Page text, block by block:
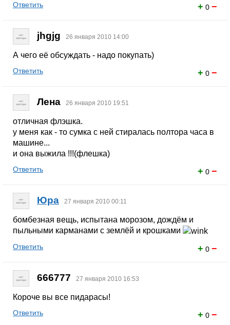
+ 0 −
Ответить
jhgjg 26 января 2010 14:00
А чего её обсуждать - надо покупать)
+ 0 −
Ответить
Лена 26 января 2010 19:51
отличная флэшка.
у меня как - то сумка с ней стиралась полтора часа в
машине...
и она выжила !!!(флешка)
+ 0 −
Ответить
Юра 27 января 2010 00:11
бомбезная вещь, испытана морозом, дождём и
пыльными карманами с землёй и крошками
+ 0 −
Ответить
666777 27 января 2010 16:53
Короче вы все пидарасы!
+ 0 −
Ответить